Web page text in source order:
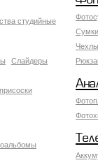
студийные
Слайдеры